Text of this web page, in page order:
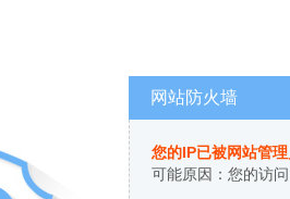
网站防火墙
您的IP已被网站管
可能原因：您的访